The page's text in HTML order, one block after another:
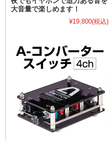
大音量で楽しめます！
¥19,800(税込)